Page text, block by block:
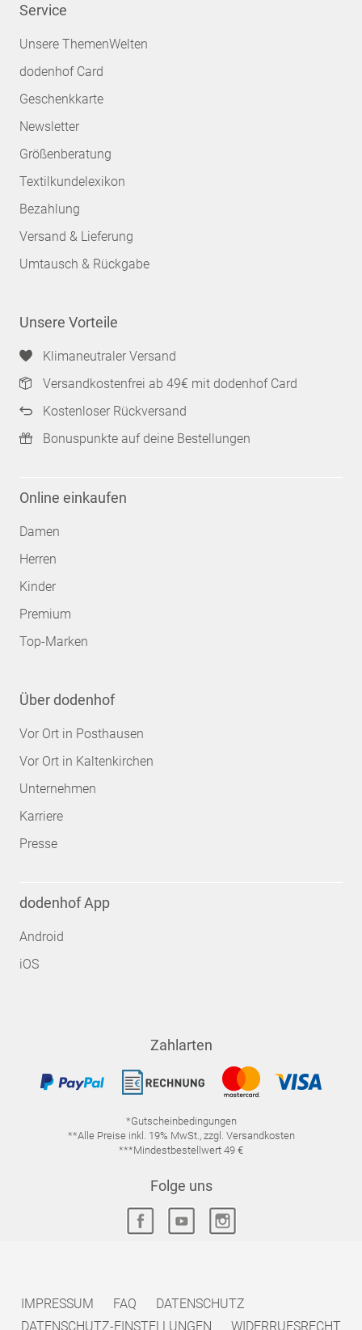
Service
Unsere ThemenWelten
dodenhof Card
Geschenkkarte
Newsletter
Größenberatung
Textilkundelexikon
Bezahlung
Versand & Lieferung
Umtausch & Rückgabe
Unsere Vorteile
Klimaneutraler Versand
Versandkostenfrei ab 49€ mit dodenhof Card
Kostenloser Rückversand
Bonuspunkte auf deine Bestellungen
Online einkaufen
Damen
Herren
Kinder
Premium
Top-Marken
Über dodenhof
Vor Ort in Posthausen
Vor Ort in Kaltenkirchen
Unternehmen
Karriere
Presse
dodenhof App
Android
iOS
Zahlarten
*Gutscheinbedingungen
**Alle Preise inkl. 19% MwSt., zzgl. Versandkosten
***Mindestbestellwert 49 €
Folge uns
IMPRESSUM FAQ
DATENSCHUTZ
DATENSCHUTZ-EINSTELLUNGEN
WIDERRUFSRECHT